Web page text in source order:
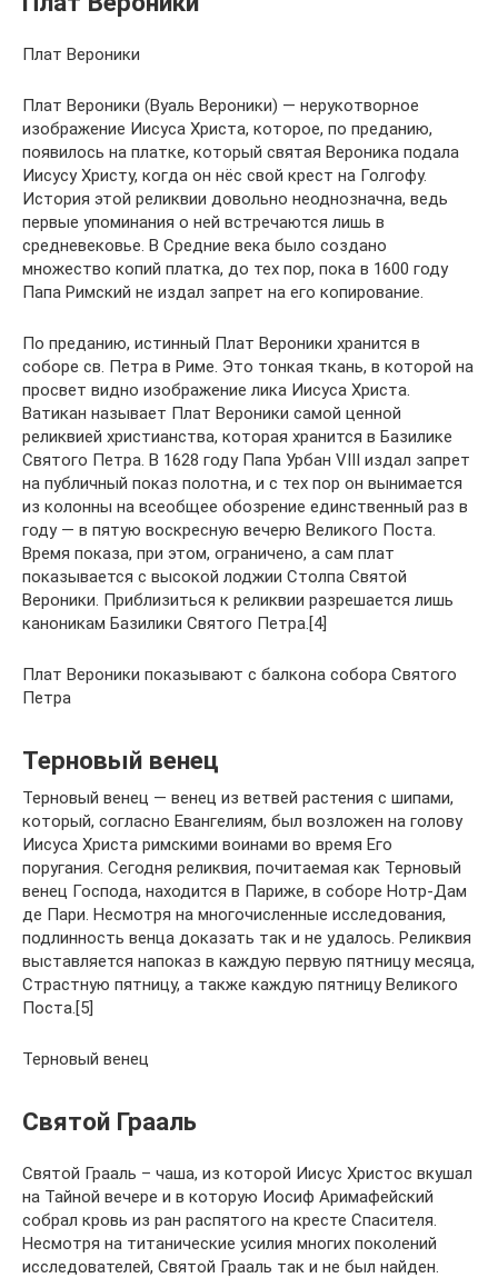
Плат Вероники
Плат Вероники (Вуаль Вероники) — нерукотворное
изображение Иисуса Христа, которое, по преданию,
появилось на платке, который святая Вероника подала
Иисусу Христу, когда он нёс свой крест на Голгофу.
История этой реликвии довольно неоднозначна, ведь
первые упоминания о ней встречаются лишь в
средневековье. В Средние века было создано
множество копий платка, до тех пор, пока в 1600 году
Папа Римский не издал запрет на его копирование.
По преданию, истинный Плат Вероники хранится в
соборе св. Петра в Риме. Это тонкая ткань, в которой на
просвет видно изображение лика Иисуса Христа.
Ватикан называет Плат Вероники самой ценной
реликвией христианства, которая хранится в Базилике
Святого Петра. В 1628 году Папа Урбан VIII издал запрет
на публичный показ полотна, и с тех пор он вынимается
из колонны на всеобщее обозрение единственный раз в
году — в пятую воскресную вечерю Великого Поста.
Время показа, при этом, ограничено, а сам плат
показывается с высокой лоджии Столпа Святой
Вероники. Приблизиться к реликвии разрешается лишь
каноникам Базилики Святого Петра.[4]
Плат Вероники показывают с балкона собора Святого
Петра
Терновый венец
Терновый венец — венец из ветвей растения с шипами,
который, согласно Евангелиям, был возложен на голову
Иисуса Христа римскими воинами во время Его
поругания. Сегодня реликвия, почитаемая как Терновый
венец Господа, находится в Париже, в соборе Нотр-Дам
де Пари. Несмотря на многочисленные исследования,
подлинность венца доказать так и не удалось. Реликвия
выставляется напоказ в каждую первую пятницу месяца,
Страстную пятницу, а также каждую пятницу Великого
Поста.[5]
Терновый венец
Святой Грааль
Святой Грааль – чаша, из которой Иисус Христос вкушал
на Тайной вечере и в которую Иосиф Аримафейский
собрал кровь из ран распятого на кресте Спасителя.
Несмотря на титанические усилия многих поколений
исследователей, Святой Грааль так и не был найден.